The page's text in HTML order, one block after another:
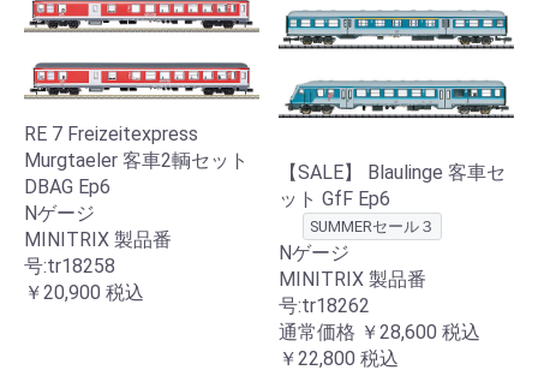
RE 7 Freizeitexpress
Murgtaeler 客車2輌セット
DBAG Ep6
Nゲージ
MINITRIX 製品番
号:tr18258
￥20,900 税込
【SALE】 Blaulinge 客車セ
ット GfF Ep6
SUMMERセール３
Nゲージ
MINITRIX 製品番
号:tr18262
通常価格 ￥28,600 税込
￥22,800 税込